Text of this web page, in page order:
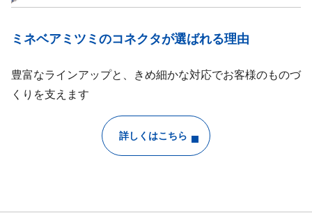
ミネベアミツミのコネクタが選ばれる理由
豊富なラインアップと、きめ細かな対応でお客様のものづ
くりを支えます
詳しくはこちら